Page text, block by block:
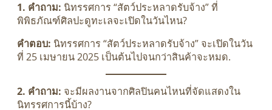
1. คำถาม: นิทรรศการ “สัตว์ประหลาดรับจ้าง” ที่
พิพิธภัณฑ์ศิลปะดูทะเลจะเปิดในวันไหน?
คำตอบ: นิทรรศการ “สัตว์ประหลาดรับจ้าง” จะเปิดในวัน
ที่ 25 เมษายน 2025 เป็นต้นไปจนกว่าสินค้าจะหมด.
2. คำถาม: จะมีผลงานจากศิลปินคนไหนที่จัดแสดงใน
นิทรรศการนี้บ้าง?